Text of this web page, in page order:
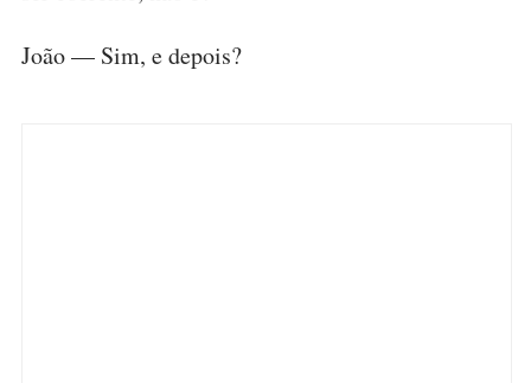
João — Sim, e depois?